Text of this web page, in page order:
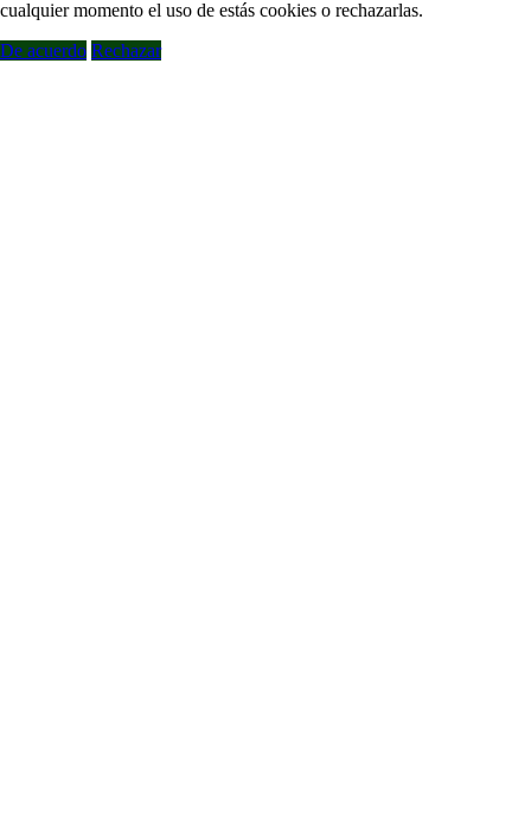
cualquier momento el uso de estás cookies o rechazarlas.
De acuerdo Rechazar